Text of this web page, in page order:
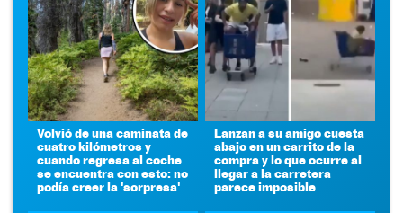
Volvió de una caminata de
cuatro kilómetros y
cuando regresa al coche
se encuentra con esto: no
podía creer la 'sorpresa'
Lanzan a su amigo cuesta
abajo en un carrito de la
compra y lo que ocurre al
llegar a la carretera
parece imposible